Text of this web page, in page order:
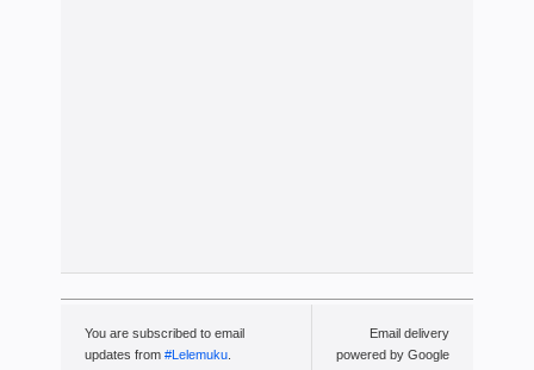
You are subscribed to email
updates from #Lelemuku
Email delivery
powered by Google